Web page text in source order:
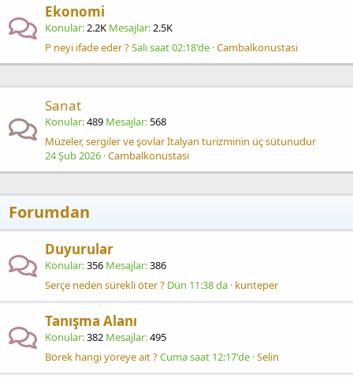
Ekonomi
Konular 2.2K Mesajlar 2.5K
P neyi ifade eder ?Salı saat 02:18'de Cambalkonustasi
Sanat
Konular 489 Mesajlar 568
Müzeler, sergiler ve şovlar İtalyan turizminin üç sütunudur
24 Şub 2026 Cambalkonustasi
Forumdan
Duyurular
Konular 356 Mesajlar 386
Serçe neden sürekli öter ? Dün 11:38 da kunteper
Tanışma Alanı
Konular 382 Mesajlar 495
Börek hangi yöreye ait ?Cuma saat 12:17'de Selin